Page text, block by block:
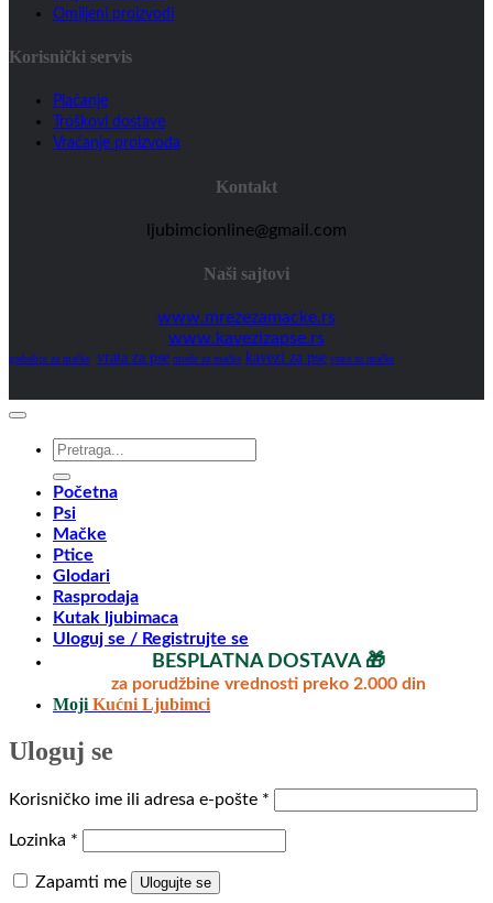
Omiljeni proizvodi
Korisnički servis
Plaćanje
Troškovi dostave
Vraćanje proizvoda
Kontakt
ljubimcionline@gmail.com
Naši sajtovi
www.mrezezamacke.rs
www.kavezizapse.rs
grebalice za mačke vrata za pse mreže za mačke kavezi za pse vrata za mačke
Pretraga
Početna
Psi
Mačke
Ptice
Glodari
Rasprodaja
Kutak ljubimaca
Uloguj se / Registrujte se
BESPLATNA DOSTAVA 🎁
za porudžbine vrednosti preko 2.000 din
Moji Kućni Ljubimci
Uloguj se
Korisničko ime ili adresa e-pošte *
Lozinka *
Zapamti me Ulogujte se